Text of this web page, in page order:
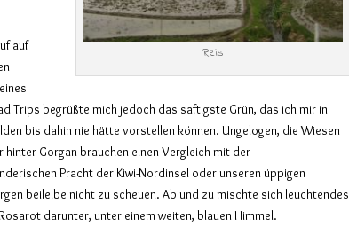
Reis
auf
Trips begrüßte mich jedoch das saftigste Grün, das ich mir in
bis dahin nie hätte vorstellen können. Ungelogen, die Wiesen
hinter Gorgan brauchen einen Vergleich mit der
Pracht der Kiwi-Nordinsel oder unseren üppigen
beileibe nicht zu scheuen. Ab und zu mischte sich leuchtendes
darunter, unter einem weiten, blauen Himmel.